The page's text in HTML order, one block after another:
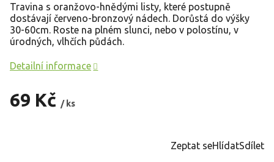
69 Kč / ks
Travina s oranžovo-hnědými listy, které postupně
dostávají červeno-bronzový nádech. Dorůstá do výšky
30-60cm. Roste na plném slunci, nebo v polostínu, v
úrodných, vlhčích půdách.
Detailní informace
Zeptat seHlídatSdílet